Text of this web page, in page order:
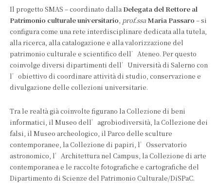
Il progetto SMAS – coordinato dalla Delegata del Rettore al
Patrimonio culturale universitario, prof.ssaMaria Passaro – si
configura come una rete interdisciplinare dedicata alla tutela,
alla ricerca, alla catalogazione e alla valorizzazione del
patrimonio culturale e scientifico dell’Ateneo. Per questo
coinvolge diversi dipartimenti dell’Università di Salerno con
l’obiettivo di coordinare attività di studio, conservazione e
divulgazione delle collezioni universitarie.
Tra le realtà già coinvolte figurano la Collezione di beni
informatici, il Museo dell’agrobiodiversità, la Collezione dei
falsi, il Museo archeologico, il Parco delle sculture
contemporanee, la Collezione di papiri, l’Osservatorio
astronomico, l’Architettura nel Campus, la Collezione di arte
contemporanea e le raccolte fotografiche e cartografiche del
Dipartimento di Scienze del Patrimonio Culturale/DiSPaC.